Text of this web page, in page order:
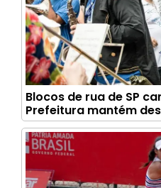
Blocos de rua de SP
Prefeitura mantém